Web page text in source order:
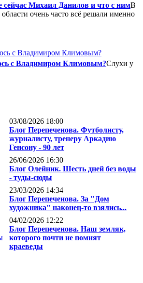
сейчас Михаил Данилов и что с нимВ
очень часто всё решали именно
с Владимиром Климовым?Слухи у
03/08/2026 18:00
Блог Перепеченова. Футболисту,
журналисту, тренеру Аркадию
Генсону - 90 лет
26/06/2026 16:30
Блог Олейник. Шесть дней без воды
- туды-сюды
23/03/2026 14:34
Блог Перепеченова. За "Дом
художника" наконец-то взялись...
04/02/2026 12:22
Блог Перепеченова. Наш земляк,
которого почти не помнят
краеведы